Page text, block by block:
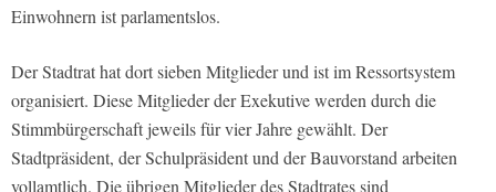
Einwohnern ist parlamentslos.
Der Stadtrat hat dort sieben Mitglieder und ist im Ressortsystem
organisiert. Diese Mitglieder der Exekutive werden durch die
Stimmbürgerschaft jeweils für vier Jahre gewählt. Der
Stadtpräsident, der Schulpräsident und der Bauvorstand arbeiten
vollamtlich. Die übrigen Mitglieder des Stadtrates sind